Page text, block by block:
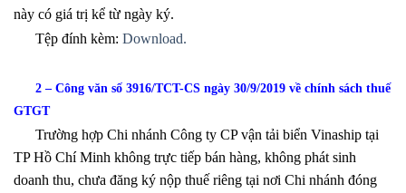
này có giá trị kể từ ngày ký.
Tệp đính kèm: Download.
2 – Công văn số 3916/TCT-CS ngày 30/9/2019 về chính sách thuế
GTGT
Trường hợp Chi nhánh Công ty CP vận tải biển Vinaship tại
TP Hồ Chí Minh không trực tiếp bán hàng, không phát sinh
doanh thu, chưa đăng ký nộp thuế riêng tại nơi Chi nhánh đóng